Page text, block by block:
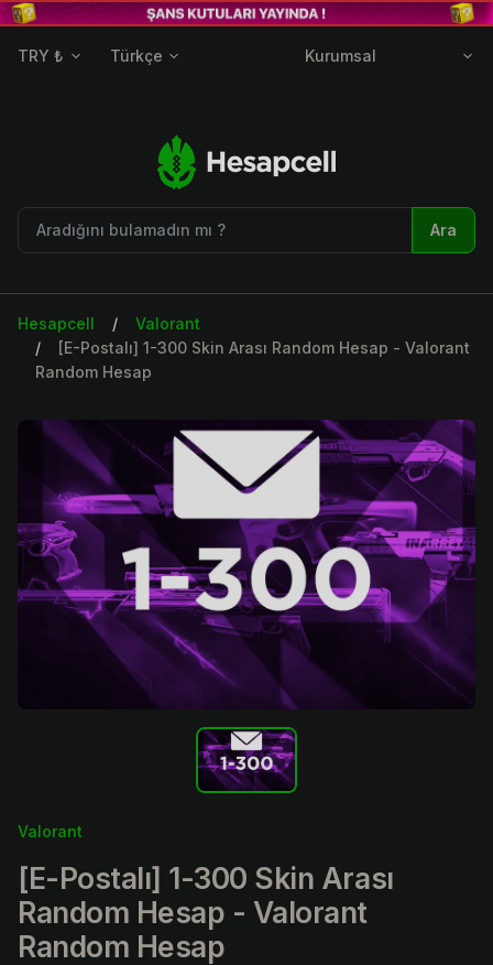
TRY ₺ Türkçe Kurumsal
Ara
Hesapcell
Valorant
[E-Postalı] 1-300 Skin Arası Random Hesap - Valorant
Random Hesap
Valorant
[E-Postalı] 1-300 Skin Arası
Random Hesap - Valorant
Random Hesap